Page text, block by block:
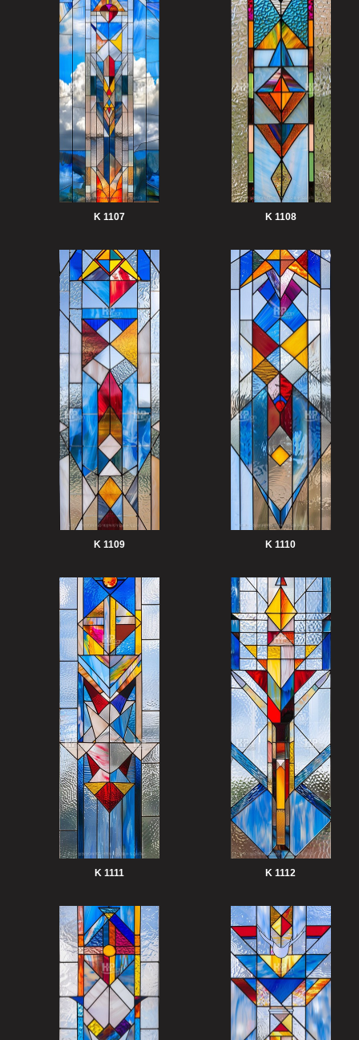
K 1107 K 1108
K 1109 K 1110
K 1111 K 1112